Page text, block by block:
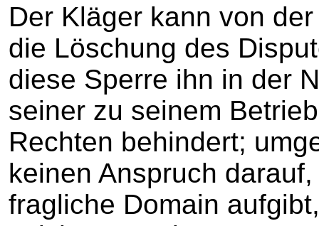
Der Kläger kann von
die Löschung des
diese Sperre ihn in der
seiner zu seinem
Rechten behindert;
keinen Anspruch
fragliche Domain